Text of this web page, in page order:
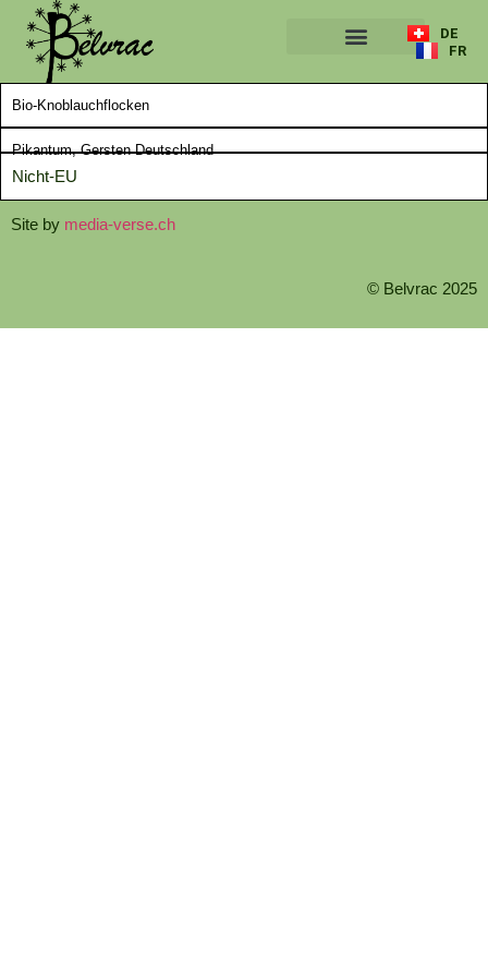
DE
FR
Bio-Knoblauchflocken
Pikantum, Gersten Deutschland
Nicht-EU
Site by media-verse.ch
© Belvrac 2025